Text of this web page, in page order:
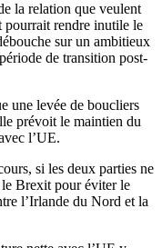
la relation que veulent
pourrait rendre inutile le
sur un ambitieux
de transition post-
une levée de boucliers
prévoit le maintien du
l’UE.
si les deux parties ne
Brexit pour éviter le
l’Irlande du Nord et la